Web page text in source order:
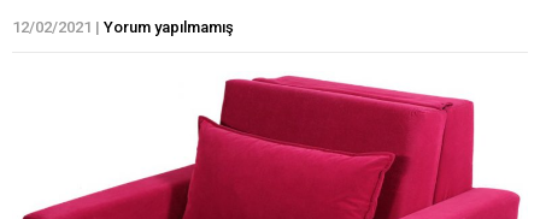
12/02/2021 | Yorum yapılmamış